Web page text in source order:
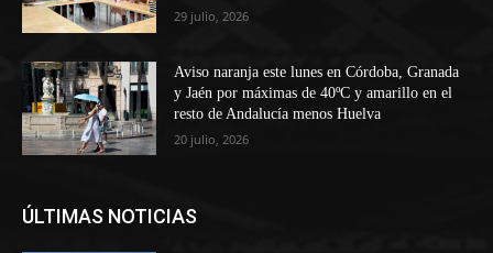
29 julio, 2026
Aviso naranja este lunes en Córdoba, Granada
y Jaén por máximas de 40ºC y amarillo en el
resto de Andalucía menos Huelva
20 julio, 2026
ÚLTIMAS NOTICIAS